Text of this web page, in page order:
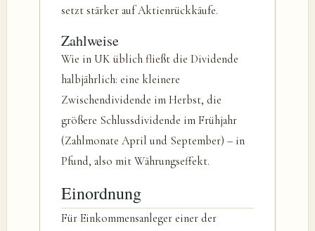
setzt stärker auf Aktienrückkäufe.
Zahlweise
Wie in UK üblich fließt die Dividende
halbjährlich: eine kleinere
Zwischendividende im Herbst, die
größere Schlussdividende im Frühjahr
(Zahlmonate April und September) – in
Pfund, also mit Währungseffekt.
Einordnung
Für Einkommensanleger einer der